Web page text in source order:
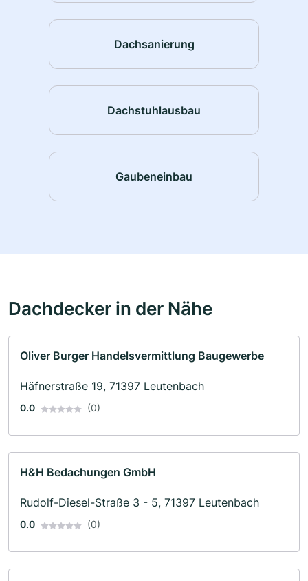
Dachsanierung
Dachstuhlausbau
Gaubeneinbau
Dachdecker in der Nähe
Oliver Burger Handelsvermittlung Baugewerbe
Häfnerstraße 19, 71397 Leutenbach
0.0 (0)
H&H Bedachungen GmbH
Rudolf-Diesel-Straße 3 - 5, 71397 Leutenbach
0.0 (0)